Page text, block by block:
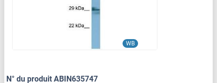
WB
N° du produit ABIN635747